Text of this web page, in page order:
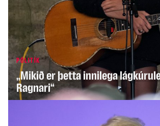
INNLENT
Öskraði á íslenskt par og sakaði
gyðingahatur
PÓLITÍK
„Mikið er þetta innilega
Ragnari“